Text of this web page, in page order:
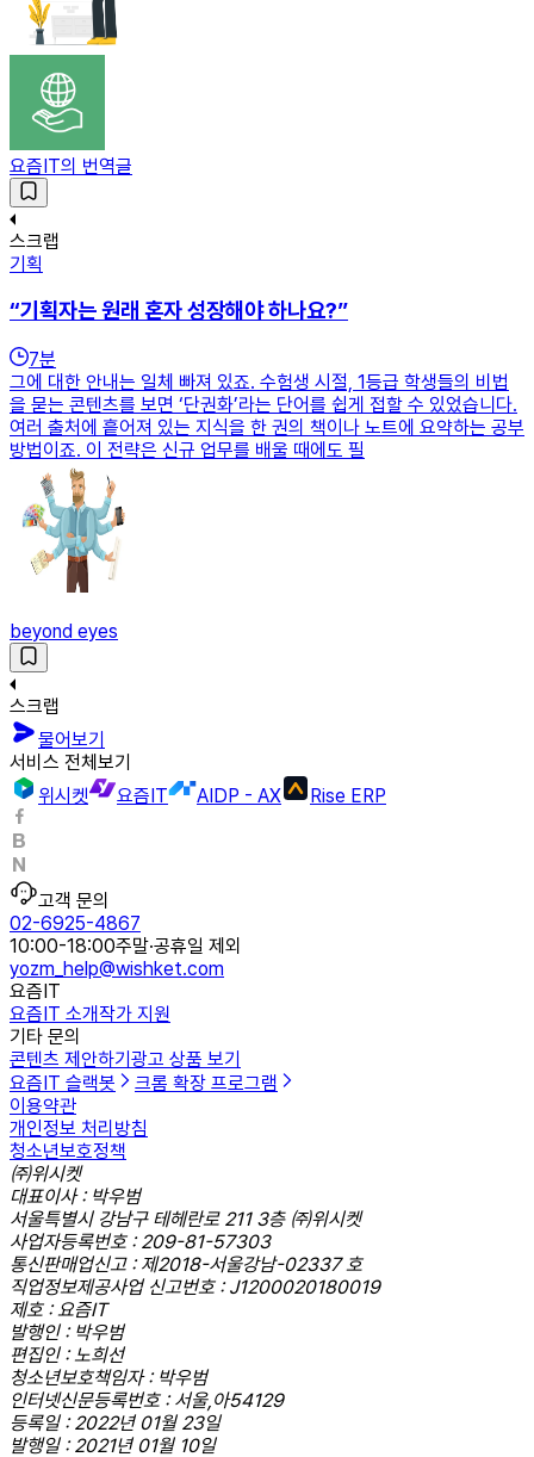
요즘IT의 번역글
스크랩
기획
“기획자는 원래 혼자 성장해야 하나요?”
7분
그에 대한 안내는 일체 빠져 있죠. 수험생 시절, 1등급 학생들의 비법
을 묻는 콘텐츠를 보면 ‘단권화’라는 단어를 쉽게 접할 수 있었습니다.
여러 출처에 흩어져 있는 지식을 한 권의 책이나 노트에 요약하는 공부
방법이죠. 이 전략은 신규 업무를 배울 때에도 필
beyond eyes
스크랩
물어보기
서비스 전체보기
위시켓
요즘IT AIDP - AX Rise ERP
고객 문의
02-6925-4867
10:00-18:00주말·공휴일 제외
yozm_help@wishket.com
요즘IT
요즘IT 소개작가 지원
기타 문의
콘텐츠 제안하기 광고 상품 보기
요즘IT 슬랙봇
크롬 확장 프로그램
이용약관
개인정보 처리방침
청소년보호정책
㈜위시켓
대표이사 : 박우범
서울특별시 강남구 테헤란로 211 3층 ㈜위시켓
사업자등록번호 : 209-81-57303
통신판매업신고 : 제2018-서울강남-02337 호
직업정보제공사업 신고번호 : J1200020180019
제호 : 요즘IT
발행인 : 박우범
편집인 : 노희선
청소년보호책임자 : 박우범
인터넷신문등록번호 : 서울,아54129
등록일 : 2022년 01월 23일
발행일 : 2021년 01월 10일